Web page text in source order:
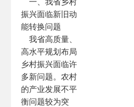
振兴面临新旧动
能转换问题
我省高质量、
高水平规划布局
乡村振兴面临许
多新问题。农村
的产业发展不平
衡问题较为突